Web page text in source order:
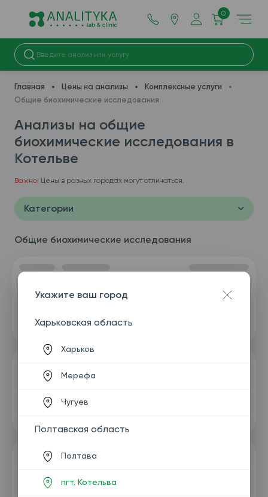
0
Главная Цены на анализы
Комплексные услуги
Общие биохимические исследования
Анализы на общие
биохимические исследования в
Котельве
Важно! Цены в разных городах могут отличаться.
Категории
Общие биохимические исследования
Укажите ваш город
Харьковская область
Харьков
Мерефа
Чугуев
Полтавская область
Полтава
пгт. Котельва